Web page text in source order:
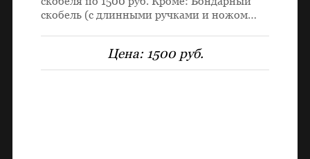
скобель (с длинными ручками и ножом…
Цена: 1500 руб.